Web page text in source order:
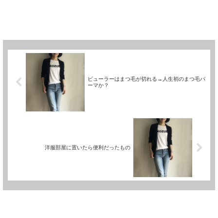
ビューラーはまつ毛が切れる→人生初のまつ毛パ
ーマか？
洋服部屋に置いたら便利だったもの